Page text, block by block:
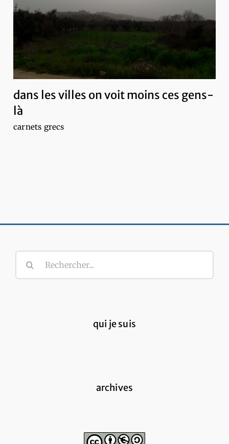
dans les villes on voit moins ces gens-
là
carnets grecs
Rechercher:
qui je suis
archives